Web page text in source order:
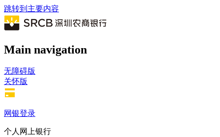
跳转到主要内容
Main navigation
无障碍版
关怀版
网银登录
个人网上银行